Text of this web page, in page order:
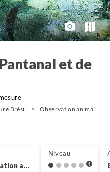
et de
Brésil Observation animalière
Observation animalière
Niveau